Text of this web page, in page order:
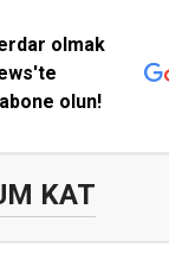
olmak
olun!
KAT